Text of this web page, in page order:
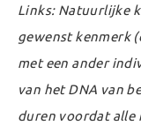
Links: Natuurlijke
gewenst kenmerk
met een ander
van het DNA van
duren voordat alle